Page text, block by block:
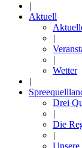
|
Aktuell
|
|
Wetter
|
Drei
|
Die
|